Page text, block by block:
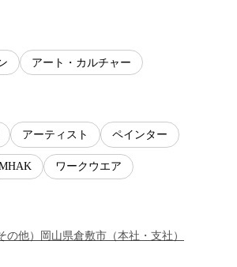
アート・カルチャー
アーティスト ペインター
ワークウエア
の他） 岡山県倉敷市 （本社・支社 ）